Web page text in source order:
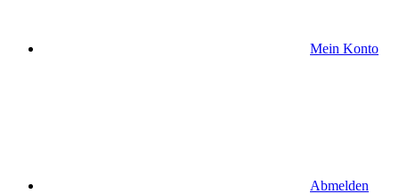
Mein Konto
Abmelden